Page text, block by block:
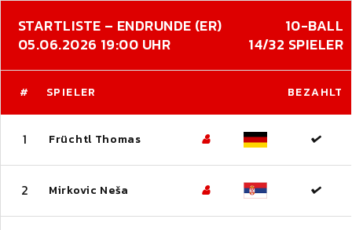
STARTLISTE – ENDRUNDE (ER)
10-BALL
05.06.2026 19:00 UHR
14/32 SPIELER
# SPIELER BEZAHLT
1 Früchtl Thomas
2 Mirkovic Neša